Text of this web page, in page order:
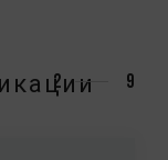
3 9